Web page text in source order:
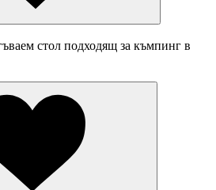
стол подходящ за къмпинг в